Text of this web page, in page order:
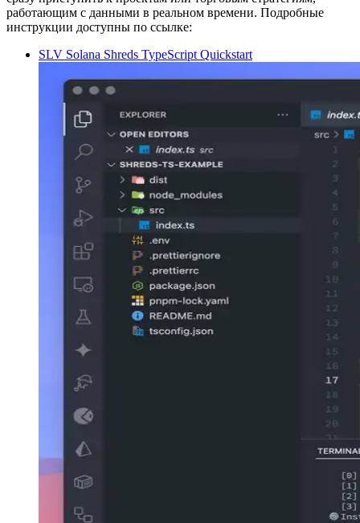
работающим с данными в реальном времени. Подробные
инструкции доступны по ссылке:
SLV Solana Shreds TypeScript Quickstart